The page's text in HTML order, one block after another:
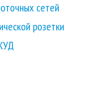
сетей
розетки